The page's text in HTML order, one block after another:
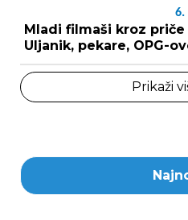
6.
Mladi filmaši kroz
Uljanik, pekare, OPG-
Prikaži